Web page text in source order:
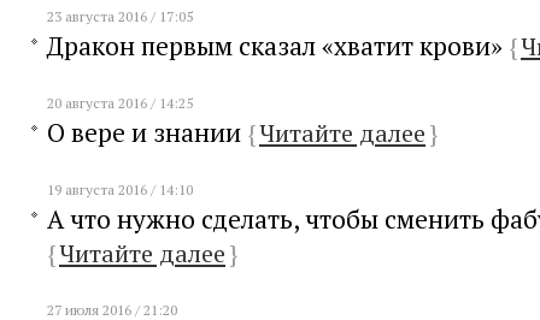
23 августа 2016 / 17:05
Дракон первым сказал «хватит крови» {
20 августа 2016 / 14:25
О вере и знании {Читайте далее}
19 августа 2016 / 14:10
А что нужно сделать, чтобы сменить
{Читайте далее}
27 июля 2016 / 21:20